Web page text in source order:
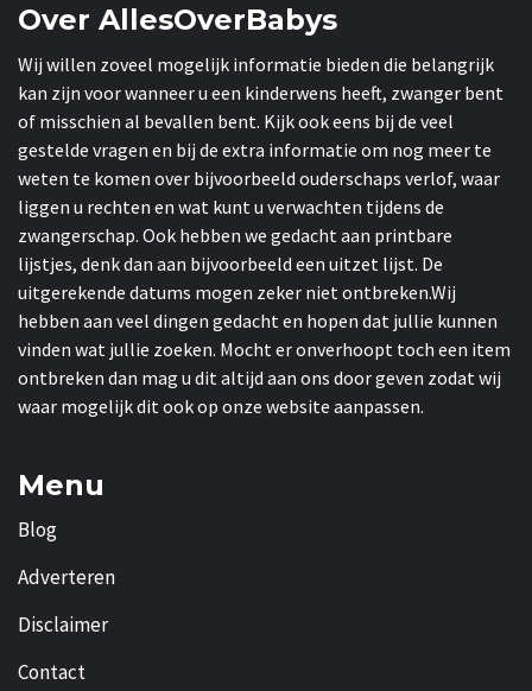
Over AllesOverBabys
Wij willen zoveel mogelijk informatie bieden die belangrijk
kan zijn voor wanneer u een kinderwens heeft, zwanger bent
of misschien al bevallen bent. Kijk ook eens bij de veel
gestelde vragen en bij de extra informatie om nog meer te
weten te komen over bijvoorbeeld ouderschaps verlof, waar
liggen u rechten en wat kunt u verwachten tijdens de
zwangerschap. Ook hebben we gedacht aan printbare
lijstjes, denk dan aan bijvoorbeeld een uitzet lijst. De
uitgerekende datums mogen zeker niet ontbreken.Wij
hebben aan veel dingen gedacht en hopen dat jullie kunnen
vinden wat jullie zoeken. Mocht er onverhoopt toch een item
ontbreken dan mag u dit altijd aan ons door geven zodat wij
waar mogelijk dit ook op onze website aanpassen.
Menu
Blog
Adverteren
Disclaimer
Contact